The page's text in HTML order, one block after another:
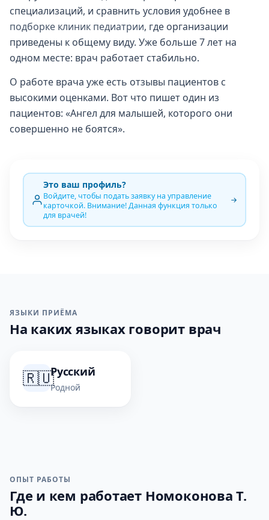
специализаций, и сравнить условия удобнее в
подборке клиник педиатрии, где организации
приведены к общему виду. Уже больше 7 лет на
одном месте: врач работает стабильно.
О работе врача уже есть отзывы пациентов с
высокими оценками. Вот что пишет один из
пациентов: «Ангел для малышей, которого они
совершенно не боятся».
Это ваш профиль?
Войдите, чтобы подать заявку на управление
карточкой. Внимание! Данная функция только
для врачей!
ЯЗЫКИ ПРИЁМА
На каких языках говорит врач
🇷🇺Русский
Родной
ОПЫТ РАБОТЫ
Где и кем работает Номоконова Т.
Ю.